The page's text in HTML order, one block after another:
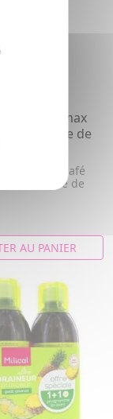
Brûleur max
400 - Perte de
B5, Café
Queue de
AU PANIER